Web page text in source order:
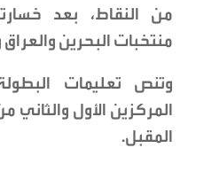
من النقاط، بعد
منتخبات البحرين
وتنص تعليمات
المركزين الأول
المقبل.